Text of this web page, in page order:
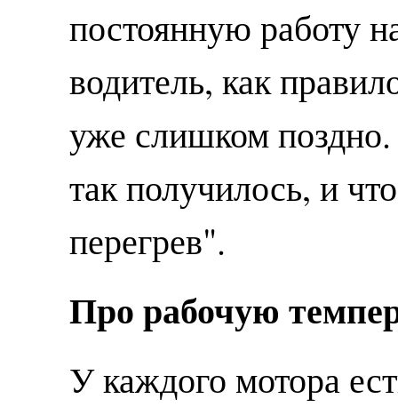
постоянную работу
водитель, как
уже слишком поздно.
так получилось, и
перегрев".
Про рабочую
У каждого мотора